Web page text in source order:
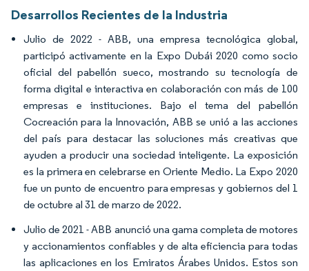
Desarrollos Recientes de la Industria
Julio de 2022 - ABB, una empresa tecnológica global,
participó activamente en la Expo Dubái 2020 como socio
oficial del pabellón sueco, mostrando su tecnología de
forma digital e interactiva en colaboración con más de 100
empresas e instituciones. Bajo el tema del pabellón
Cocreación para la Innovación, ABB se unió a las acciones
del país para destacar las soluciones más creativas que
ayuden a producir una sociedad inteligente. La exposición
es la primera en celebrarse en Oriente Medio. La Expo 2020
fue un punto de encuentro para empresas y gobiernos del 1
de octubre al 31 de marzo de 2022.
Julio de 2021 - ABB anunció una gama completa de motores
y accionamientos confiables y de alta eficiencia para todas
las aplicaciones en los Emiratos Árabes Unidos. Estos son